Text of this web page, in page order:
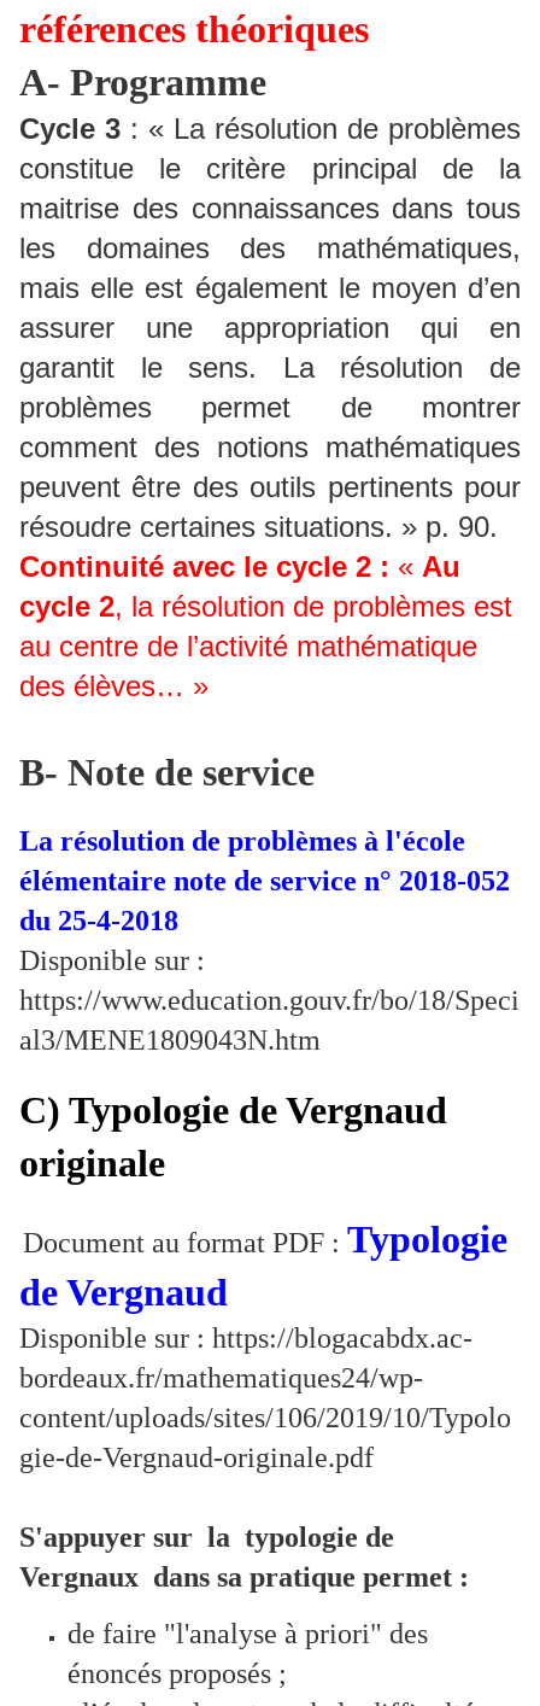
références théoriques
A- Programme
Cycle 3 : « La résolution de problèmes
constitue le critère principal de la
maitrise des connaissances dans tous
les domaines des mathématiques,
mais elle est également le moyen d’en
assurer une appropriation qui en
garantit le sens. La résolution de
problèmes permet de montrer
comment des notions mathématiques
peuvent être des outils pertinents pour
résoudre certaines situations. » p. 90.
Continuité avec le cycle 2 : « Au
cycle 2, la résolution de problèmes est
au centre de l’activité mathématique
des élèves… »
B- Note de service
La résolution de problèmes à l'école
élémentaire note de service n° 2018-052
du 25-4-2018
Disponible sur :
https://www.education.gouv.fr/bo/18/Speci
al3/MENE1809043N.htm
C) Typologie de Vergnaud
originale
Document au format PDF : Typologie
de Vergnaud
Disponible sur : https://blogacabdx.ac-
bordeaux.fr/mathematiques24/wp-
content/uploads/sites/106/2019/10/Typolo
gie-de-Vergnaud-originale.pdf
S'appuyer sur la typologie de
Vergnaux dans sa pratique permet :
de faire "l'analyse à priori" des
énoncés proposés ;